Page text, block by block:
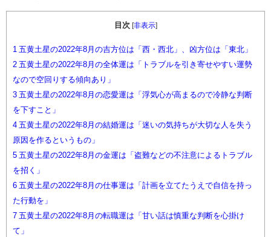
目次 非表示]
1 五黄土星の2022年8月の吉方位は「西・西北」、凶方位は「東北」
2 五黄土星の2022年8月の全体運は「トラブルを引き寄せやすい運勢
なので空回りする傾向あり」
3 五黄土星の2022年8月の恋愛運は「浮気心が高まるので冷静な判断
を下すこと」
4 五黄土星の2022年8月の結婚運は「迷いの気持ちが大切な人を失う
原因を作るというもの」
5 五黄土星の2022年8月の金運は「盗難などの不注意によるトラブル
を招く」
6 五黄土星の2022年8月の仕事運は「計画を立てたうえで自信を持っ
た行動を」
7 五黄土星の2022年8月の転職運は「甘い話は慎重な判断を心掛け
て」